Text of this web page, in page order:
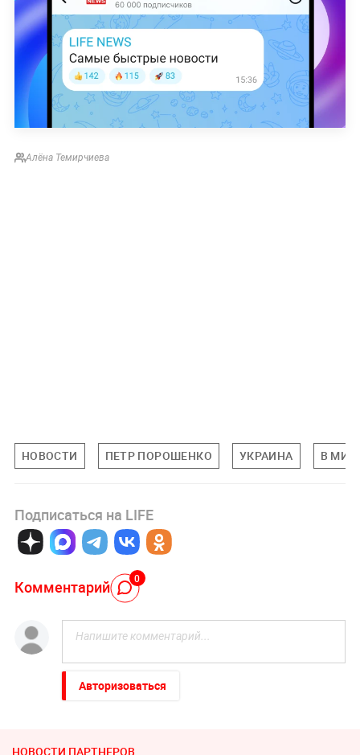
Алёна Темирчиева
НОВОСТИ ПЕТР ПОРОШЕНКО УКРАИНА В
Подписаться на LIFE
Комментарий 0
Авторизоваться
НОВОСТИ ПАРТНЕРОВ